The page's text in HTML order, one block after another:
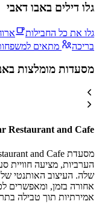
גלו דילים באבו דאבי
גלו את כל החבילות
בריכה
מתאים
מסעדות מומלצות
Restaurant and Cafe
הערביות, מציעה
שלה. העיצוב האותנטי
אחורה בזמן, ומאפשרים
אמירתיות תוך טבילה